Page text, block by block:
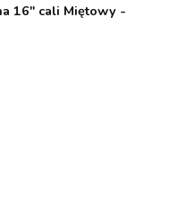
16" cali Miętowy -